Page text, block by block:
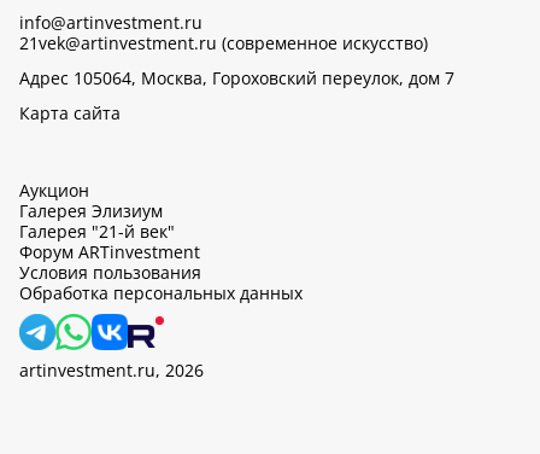
info@artinvestment.ru
21vek@artinvestment.ru (современное искусство)
Адрес 105064, Москва, Гороховский переулок, дом 7
Карта сайта
Аукцион
Галерея Элизиум
Галерея "21-й век"
Форум ARTinvestment
Условия пользования
Обработка персональных данных
artinvestment.ru, 2026